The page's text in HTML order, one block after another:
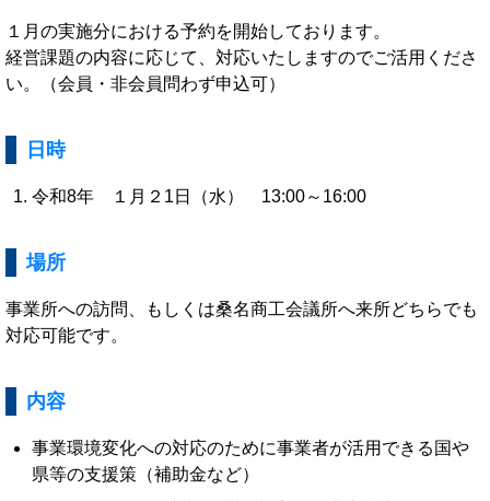
１月の実施分における予約を開始しております。
経営課題の内容に応じて、対応いたしますのでご活用くださ
い。（会員・非会員問わず申込可）
日時
令和8年 １月２1日（水） 13:00～16:00
場所
事業所への訪問、もしくは桑名商工会議所へ来所どちらでも
対応可能です。
内容
事業環境変化への対応のために事業者が活用できる国や
県等の支援策（補助金など）